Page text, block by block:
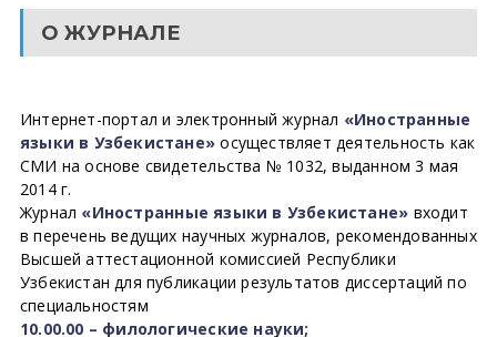
О ЖУРНАЛЕ
Интернет-портал и электронный журнал «Иностранные
языки в Узбекистане» осуществляет деятельность как
СМИ на основе свидетельства № 1032, выданном 3 мая
2014 г.
Журнал «Иностранные языки в Узбекистане» входит
в перечень ведущих научных журналов, рекомендованных
Высшей аттестационной комиссией Республики
Узбекистан для публикации результатов диссертаций по
специальностям
10.00.00 – филологические науки;